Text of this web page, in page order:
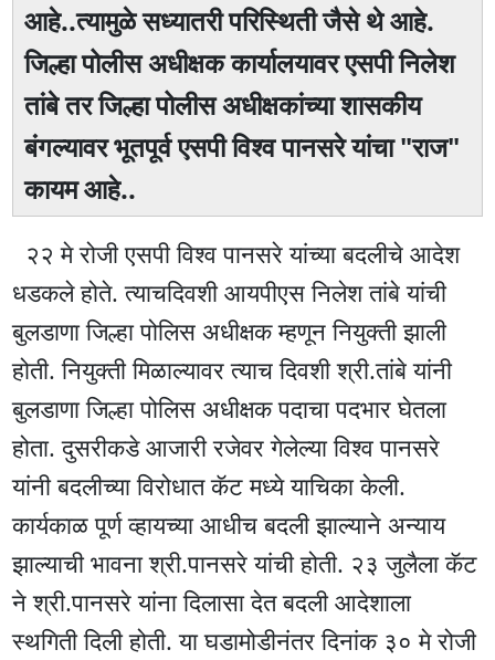
आहे..त्यामुळे सध्यातरी परिस्थिती जैसे थे आहे.
जिल्हा पोलीस अधीक्षक कार्यालयावर एसपी निलेश
तांबे तर जिल्हा पोलीस अधीक्षकांच्या शासकीय
बंगल्यावर भूतपूर्व एसपी विश्व पानसरे यांचा "राज"
कायम आहे..
२२ मे रोजी एसपी विश्व पानसरे यांच्या बदलीचे आदेश
धडकले होते. त्याचदिवशी आयपीएस निलेश तांबे यांची
बुलडाणा जिल्हा पोलिस अधीक्षक म्हणून नियुक्ती झाली
होती. नियुक्ती मिळाल्यावर त्याच दिवशी श्री.तांबे यांनी
बुलडाणा जिल्हा पोलिस अधीक्षक पदाचा पदभार घेतला
होता. दुसरीकडे आजारी रजेवर गेलेल्या विश्व पानसरे
यांनी बदलीच्या विरोधात कॅट मध्ये याचिका केली.
कार्यकाळ पूर्ण व्हायच्या आधीच बदली झाल्याने अन्याय
झाल्याची भावना श्री.पानसरे यांची होती. २३ जुलैला कॅट
ने श्री.पानसरे यांना दिलासा देत बदली आदेशाला
स्थगिती दिली होती. या घडामोडीनंतर दिनांक ३० मे रोजी